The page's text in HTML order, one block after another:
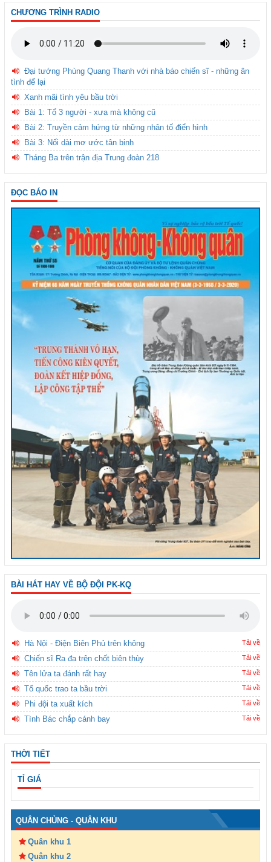
CHƯƠNG TRÌNH RADIO
Đại tướng Phùng Quang Thanh với nhà báo chiến sĩ - những ân
tình để lại
Xanh mãi tình yêu bầu trời
Bài 1: Tổ 3 người - xưa mà không cũ
Bài 2: Truyền cảm hứng từ những nhân tố điển hình
Bài 3: Nối dài mơ ước tân binh
Tháng Ba trên trận địa Trung đoàn 218
ĐỌC BÁO IN
BÀI HÁT HAY VỀ BỘ ĐỘI PK-KQ
Hà Nội - Điện Biên Phủ trên không Tải về
Chiến sĩ Ra đa trên chốt biên thùy Tải về
Tên lửa ta đánh rất hay Tải về
Tổ quốc trao ta bầu trời Tải về
Phi đội ta xuất kích Tải về
Tình Bác chắp cánh bay Tải về
THỜI TIẾT
TỈ GIÁ
QUÂN CHỦNG - QUÂN KHU
Quân khu 1
Quân khu 2